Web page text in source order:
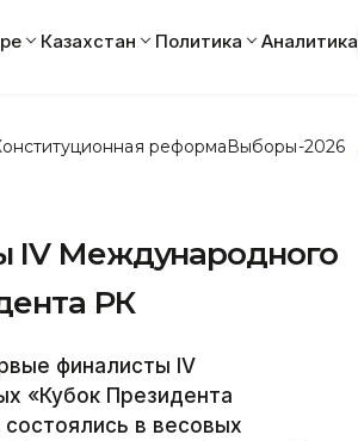
Казахстан Политика Аналитика
реформаВыборы-2026
IV Международного
РК
финалисты IV
«Кубок Президента
в весовых